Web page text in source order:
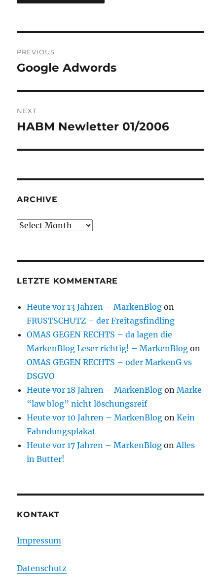
navigation
PREVIOUS
Previous
Google Adwords
NEXT
Next
HABM Newletter 01/2006
ARCHIVE
Archive
LETZTE KOMMENTARE
Heute vor 13 Jahren – MarkenBlog on
FRUSTSCHUTZ – der Freitagsfindling
OMAS GEGEN RECHTS – da lagen die
MarkenBlog Leser richtig! – MarkenBlog on
OMAS GEGEN RECHTS – oder MarkenG vs
DSGVO
Heute vor 18 Jahren – MarkenBlog onMarke
“law blog” nicht löschungsreif
Heute vor 10 Jahren – MarkenBlog onKein
Fahndungsplakat
Heute vor 17 Jahren – MarkenBlog onAlles
in Butter!
KONTAKT
Impressum
Datenschutz